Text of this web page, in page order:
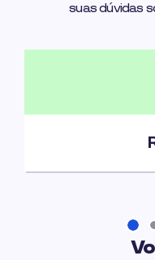
suas dúvidas